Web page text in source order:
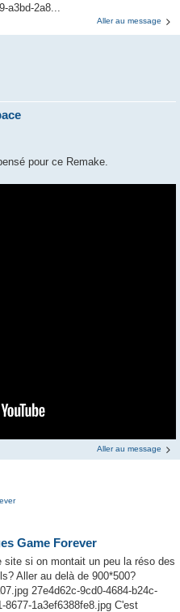
a3bd-2a8...
Aller au message
pour ce Remake.
Aller au message
Game Forever
si on montait un peu la réso des
Aller au delà de 900*500?
27e4d62c-9cd0-4684-b24c-
8677-1a3ef6388fe8.jpg C'est